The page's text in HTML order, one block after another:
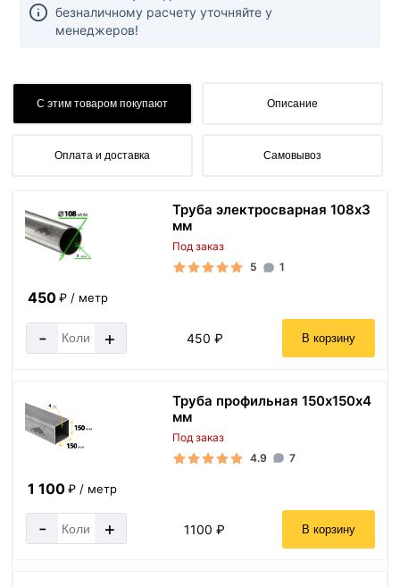
безналичному расчету уточняйте у
менеджеров!
С этим товаром покупают Описание
Оплата и доставка Самовывоз
Труба электросварная 108х3
мм
Под заказ
5
1
450₽ / метр
- + 450 ₽ В корзину
Труба профильная 150х150х4
мм
Под заказ
4.9
7
1 100₽ / метр
- + 1100 ₽ В корзину